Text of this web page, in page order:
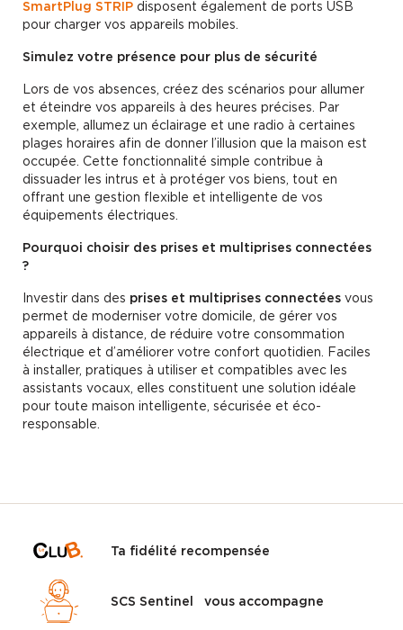
SmartPlug STRIP disposent également de ports USB
pour charger vos appareils mobiles.
Simulez votre présence pour plus de sécurité
Lors de vos absences, créez des scénarios pour allumer
et éteindre vos appareils à des heures précises. Par
exemple, allumez un éclairage et une radio à certaines
plages horaires afin de donner l’illusion que la maison est
occupée. Cette fonctionnalité simple contribue à
dissuader les intrus et à protéger vos biens, tout en
offrant une gestion flexible et intelligente de vos
équipements électriques.
Pourquoi choisir des prises et multiprises connectées
?
Investir dans des prises et multiprises connectées vous
permet de moderniser votre domicile, de gérer vos
appareils à distance, de réduire votre consommation
électrique et d’améliorer votre confort quotidien. Faciles
à installer, pratiques à utiliser et compatibles avec les
assistants vocaux, elles constituent une solution idéale
pour toute maison intelligente, sécurisée et éco-
responsable.
Ta fidélité recompensée
SCS Sentinel vous accompagne